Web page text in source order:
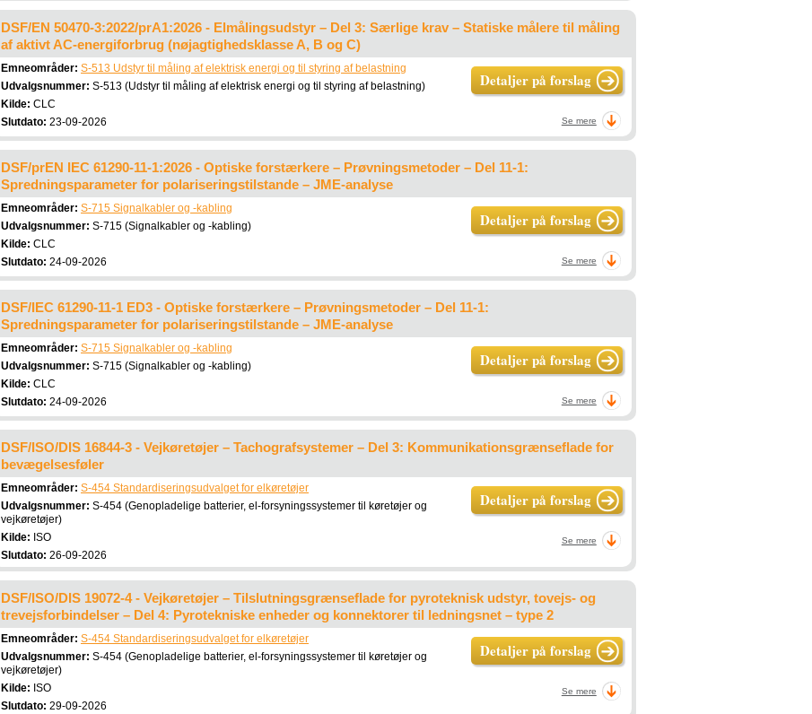
DSF/EN 50470-3:2022/prA1:2026 - Elmålingsudstyr – Del 3: Særlige krav – Statiske målere til måling
af aktivt AC-energiforbrug (nøjagtighedsklasse A, B og C)
Emneområder: S-513 Udstyr til måling af elektrisk energi og til styring af belastning
Udvalgsnummer: S-513 (Udstyr til måling af elektrisk energi og til styring af belastning)
Kilde: CLC
Slutdato: 23-09-2026
Detaljer på forslag
Se mere
DSF/prEN IEC 61290-11-1:2026 - Optiske forstærkere – Prøvningsmetoder – Del 11-1:
Spredningsparameter for polariseringstilstande – JME-analyse
Emneområder: S-715 Signalkabler og -kabling
Udvalgsnummer: S-715 (Signalkabler og -kabling)
Kilde: CLC
Slutdato: 24-09-2026
Detaljer på forslag
Se mere
DSF/IEC 61290-11-1 ED3 - Optiske forstærkere – Prøvningsmetoder – Del 11-1:
Spredningsparameter for polariseringstilstande – JME-analyse
Emneområder: S-715 Signalkabler og -kabling
Udvalgsnummer: S-715 (Signalkabler og -kabling)
Kilde: CLC
Slutdato: 24-09-2026
Detaljer på forslag
Se mere
DSF/ISO/DIS 16844-3 - Vejkøretøjer – Tachografsystemer – Del 3: Kommunikationsgrænseflade for
bevægelsesføler
Emneområder: S-454 Standardiseringsudvalget for elkøretøjer
Udvalgsnummer: S-454 (Genopladelige batterier, el-forsyningssystemer til køretøjer og
vejkøretøjer)
Kilde: ISO
Slutdato: 26-09-2026
Detaljer på forslag
Se mere
DSF/ISO/DIS 19072-4 - Vejkøretøjer – Tilslutningsgrænseflade for pyroteknisk udstyr, tovejs- og
trevejsforbindelser – Del 4: Pyrotekniske enheder og konnektorer til ledningsnet – type 2
Emneområder: S-454 Standardiseringsudvalget for elkøretøjer
Udvalgsnummer: S-454 (Genopladelige batterier, el-forsyningssystemer til køretøjer og
vejkøretøjer)
Kilde: ISO
Slutdato: 29-09-2026
Detaljer på forslag
Se mere